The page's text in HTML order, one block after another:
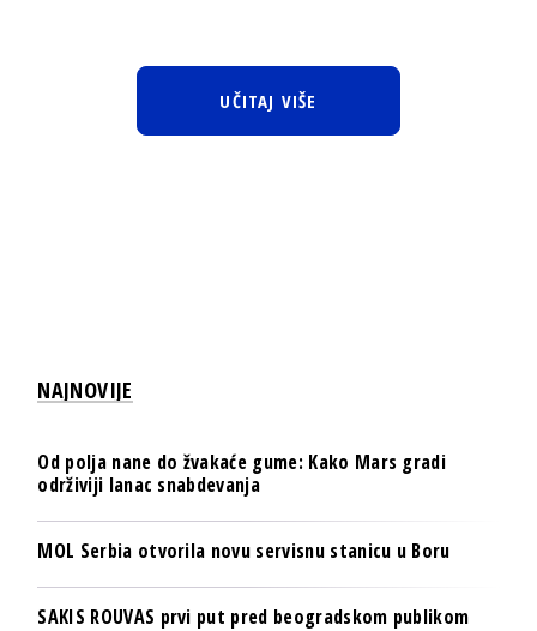
UČITAJ VIŠE
NAJNOVIJE
Od polja nane do žvakaće gume: Kako Mars gradi
održiviji lanac snabdevanja
MOL Serbia otvorila novu servisnu stanicu u Boru
SAKIS ROUVAS prvi put pred beogradskom publikom